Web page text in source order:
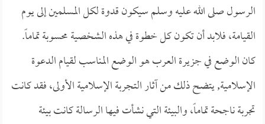
الرسول صلى الله عليه وسلم سيكون قدوة لكل المسلمين إلى يوم
القيامة، فلابد أن تكون كل خطوة في هذه الشخصية محسوبة تماماً.
كان الوضع في جزيرة العرب هو الوضع المناسب لقيام الدعوة
الإسلامية, يتضح ذلك من آثار التجربة الإسلامية الأولى، فقد كانت
تجربة ناجحة تماماً، والبيئة التي نشأت فيها الرسالة كانت بيئة